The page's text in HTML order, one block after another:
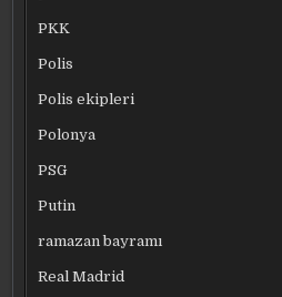
PKK
Polis
Polis ekipleri
Polonya
PSG
Putin
ramazan bayramı
Real Madrid